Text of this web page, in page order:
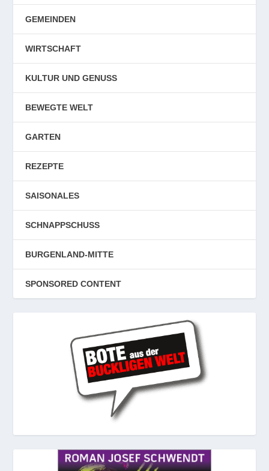
GEMEINDEN
WIRTSCHAFT
KULTUR UND GENUSS
BEWEGTE WELT
GARTEN
REZEPTE
SAISONALES
SCHNAPPSCHUSS
BURGENLAND-MITTE
SPONSORED CONTENT